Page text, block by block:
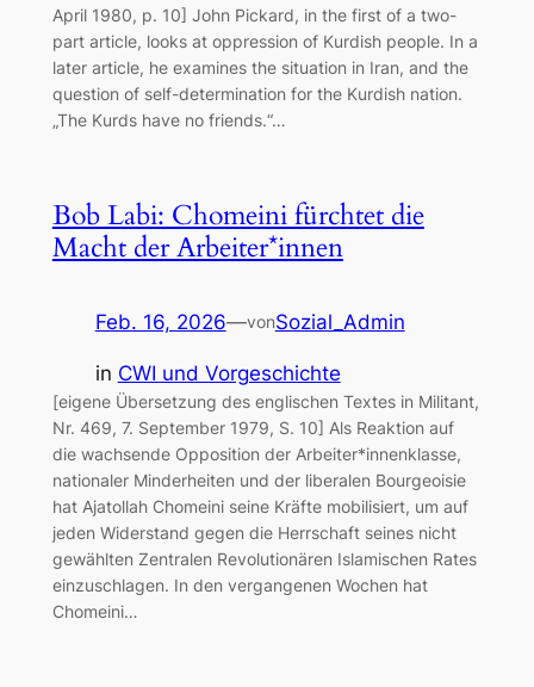
April 1980, p. 10] John Pickard, in the first of a two-
part article, looks at oppression of Kurdish people. In a
later article, he examines the situation in Iran, and the
question of self-determination for the Kurdish nation.
„The Kurds have no friends.“…
Bob Labi: Chomeini fürchtet die
Macht der Arbeiter*innen
Feb. 16, 2026—vonSozial_Admin
in CWI und Vorgeschichte
[eigene Übersetzung des englischen Textes in Militant,
Nr. 469, 7. September 1979, S. 10] Als Reaktion auf
die wachsende Opposition der Arbeiter*innenklasse,
nationaler Minderheiten und der liberalen Bourgeoisie
hat Ajatollah Chomeini seine Kräfte mobilisiert, um auf
jeden Widerstand gegen die Herrschaft seines nicht
gewählten Zentralen Revolutionären Islamischen Rates
einzuschlagen. In den vergangenen Wochen hat
Chomeini…